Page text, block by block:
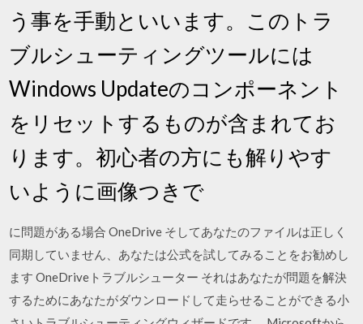
う事を手動といいます。このトラ
ブルシューティングツールには
Windows Updateのコンポーネント
をリセットするものが含まれてお
ります。初心者の方にも解りやす
いように画像つきで
に問題がある場合 OneDrive そしてあなたのファイルは正しく
同期していません、あなたは公式を試してみることをお勧めし
ます OneDriveトラブルシューター それはあなたが問題を解決
するためにあなたがダウンロードして走らせることができる小